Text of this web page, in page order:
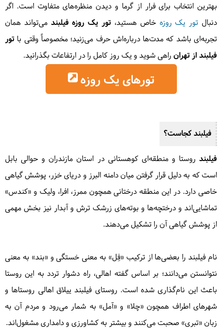
ییلاق فیلبند| شهریور 1405
1 روزه در 13 شهریور 1405
2,500,000 تومان
مشاهده این سفر
ییلاق فیلبند| شهریور 1405
1 روزه در 20 شهریور 1405
2,500,000 تومان
مشاهده این سفر
بهترین انتخاب برای فرار از گرما و دیدن منظره‌های متفاوت است. اگر
دنبال تور یک روزه خاص هستید، تور یک روزه فیلبند می‌تواند همان
تجربه‌ای باشد که مدت‌ها درباره‌اش حرف می‌زنید؛ مخصوصاً وقتی با تور
فیلبند از تهران راهی شوید و یک روز کامل را در ارتفاعات بگذرانید.
تورهای یک روزه
فیلبند کجاست؟
فیلبند روستا و منطقه‌ای کوهستانی در استان مازندران و حوالی بابل
است که به دلیل قرار گرفتن میان دامنه البرز و دریای خزر، پوشش گیاهی
خاصی دارد. در این منطقه درختانی همچون ممرز، افرا، ولیک و «کندس»
تماشایی‌اند و درختچه‌ها و بوته‌های زرشک ترش و آبدار نیز بخش مهمی
از پوشش گیاهی آن را تشکیل می‌دهند.
نام فیلبند را بعضی‌ها از ترکیب «فِل» به معنی خستگی و «بند» به معنی
نتوانستن می‌دانند؛ بر اساس گفته اهالی، راه دشوار تردد به این روستا
باعث این نام‌گذاری شده است. روستای فیلبند ییلاق اهالی روستاها و
شهرهای اطراف همچون «چلا» و «آمل» به شمار می‌رود و مردم آن به
زبان «تبری» صحبت می‌کنند و بیشتر به کشاورزی و دامداری مشغول‌اند.